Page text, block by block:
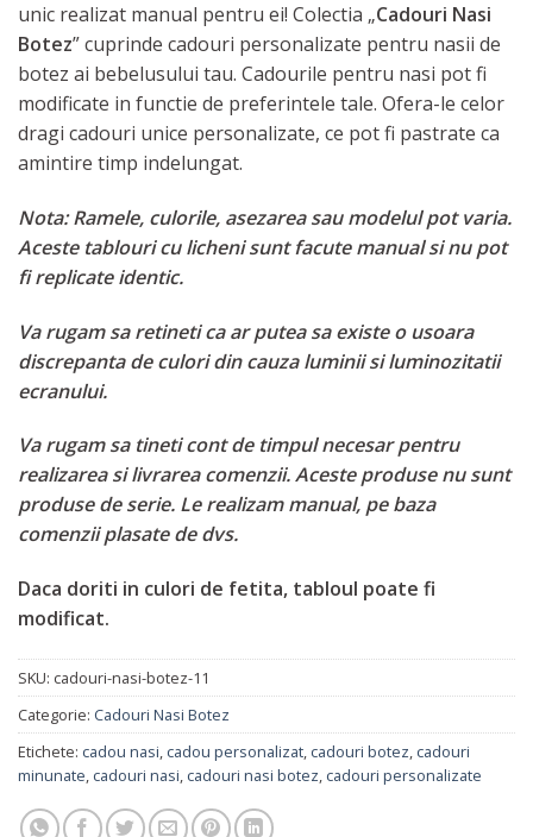
unic realizat manual pentru ei! Colectia „Cadouri Nasi
Botez” cuprinde cadouri personalizate pentru nasii de
botez ai bebelusului tau. Cadourile pentru nasi pot fi
modificate in functie de preferintele tale. Ofera-le celor
dragi cadouri unice personalizate, ce pot fi pastrate ca
amintire timp indelungat.
Nota: Ramele, culorile, asezarea sau modelul pot varia.
Aceste tablouri cu licheni sunt facute manual si nu pot
fi replicate identic.
Va rugam sa retineti ca ar putea sa existe o usoara
discrepanta de culori din cauza luminii si luminozitatii
ecranului.
Va rugam sa tineti cont de timpul necesar pentru
realizarea si livrarea comenzii. Aceste produse nu sunt
produse de serie. Le realizam manual, pe baza
comenzii plasate de dvs.
Daca doriti in culori de fetita, tabloul poate fi
modificat.
SKU: cadouri-nasi-botez-11
Categorie: Cadouri Nasi Botez
Etichete: cadou nasi, cadou personalizat, cadouri botez, cadouri
minunate, cadouri nasi, cadouri nasi botez, cadouri personalizate